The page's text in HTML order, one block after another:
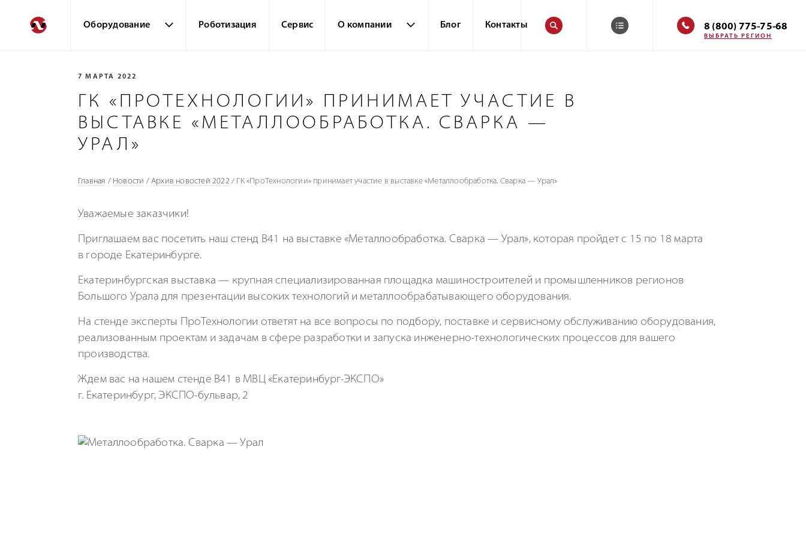
Оборудование Роботизация Сервис О компании Блог Контакты 8 (800) 775-75-68
ВЫБРАТЬ РЕГИОН
7 МАРТА 2022
ГК «ПРОТЕХНОЛОГИИ» ПРИНИМАЕТ УЧАСТИЕ В
ВЫСТАВКЕ «МЕТАЛЛООБРАБОТКА. СВАРКА —
УРАЛ»
Главная / Новости /Архив новостей 2022 / ГК «ПроТехнологии» принимает участие в выставке «Металлообработка. Сварка — Урал»
Уважаемые заказчики!
Приглашаем вас посетить наш стенд B41 на выставке «Металлообработка. Сварка — Урал», которая пройдет с 15 по 18 марта
в городе Екатеринбурге.
Екатеринбургская выставка — крупная специализированная площадка машиностроителей и промышленников регионов
Большого Урала для презентации высоких технологий и металлообрабатывающего оборудования.
На стенде эксперты ПроТехнологии ответят на все вопросы по подбору, поставке и сервисному обслуживанию оборудования,
реализованным проектам и задачам в сфере разработки и запуска инженерно-технологических процессов для вашего
производства.
Ждем вас на нашем стенде B41 в МВЦ «Екатеринбург-ЭКСПО»
г. Екатеринбург, ЭКСПО-бульвар, 2